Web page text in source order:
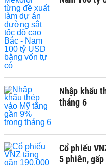
Nhập khẩu
tháng 6
Cổ phiếu
5 phiên,